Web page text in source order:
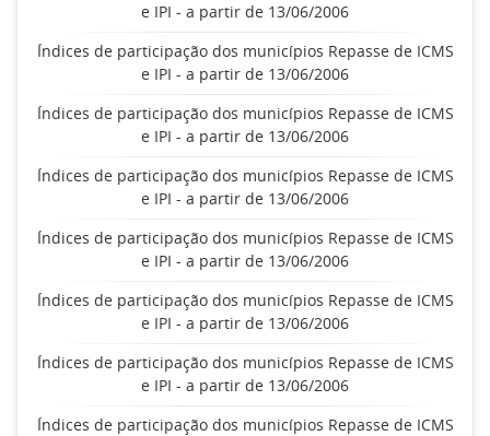
e IPI - a partir de 13/06/2006
Índices de participação dos municípios Repasse de ICMS
e IPI - a partir de 13/06/2006
Índices de participação dos municípios Repasse de ICMS
e IPI - a partir de 13/06/2006
Índices de participação dos municípios Repasse de ICMS
e IPI - a partir de 13/06/2006
Índices de participação dos municípios Repasse de ICMS
e IPI - a partir de 13/06/2006
Índices de participação dos municípios Repasse de ICMS
e IPI - a partir de 13/06/2006
Índices de participação dos municípios Repasse de ICMS
e IPI - a partir de 13/06/2006
Índices de participação dos municípios Repasse de ICMS